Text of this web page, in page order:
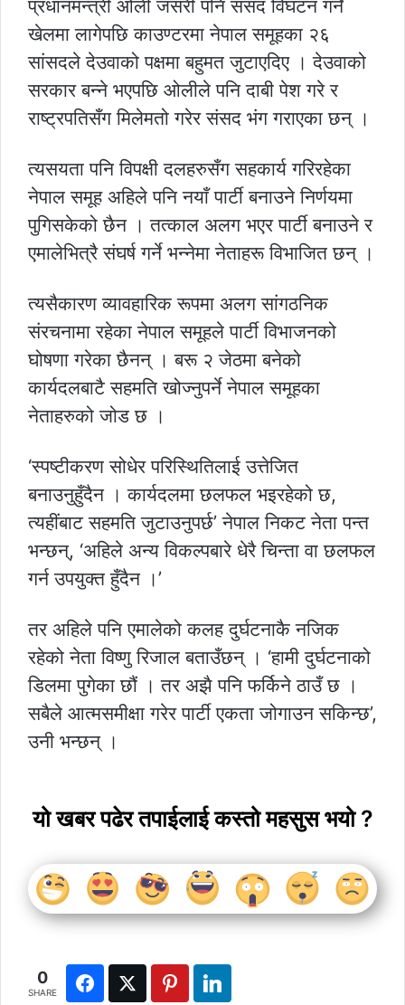
प्रधानमन्त्री ओली जसरी पनि संसद विघटन गर्ने
खेलमा लागेपछि काउण्टरमा नेपाल समूहका २६
सांसदले देउवाको पक्षमा बहुमत जुटाएदिए । देउवाको
सरकार बन्ने भएपछि ओलीले पनि दाबी पेश गरे र
राष्ट्रपतिसँग मिलेमतो गरेर संसद भंग गराएका छन् ।
त्यसयता पनि विपक्षी दलहरुसँग सहकार्य गरिरहेका
नेपाल समूह अहिले पनि नयाँ पार्टी बनाउने निर्णयमा
पुगिसकेको छैन । तत्काल अलग भएर पार्टी बनाउने र
एमालेभित्रै संघर्ष गर्ने भन्नेमा नेताहरू विभाजित छन् ।
त्यसैकारण व्यावहारिक रूपमा अलग सांगठनिक
संरचनामा रहेका नेपाल समूहले पार्टी विभाजनको
घोषणा गरेका छैनन् । बरू २ जेठमा बनेको
कार्यदलबाटै सहमति खोज्नुपर्ने नेपाल समूहका
नेताहरुको जोड छ ।
‘स्पष्टीकरण सोधेर परिस्थितिलाई उत्तेजित
बनाउनुहुँदैन । कार्यदलमा छलफल भइरहेको छ,
त्यहींबाट सहमति जुटाउनुपर्छ’ नेपाल निकट नेता पन्त
भन्छन्, ‘अहिले अन्य विकल्पबारे धेरै चिन्ता वा छलफल
गर्न उपयुक्त हुँदैन ।’
तर अहिले पनि एमालेको कलह दुर्घटनाकै नजिक
रहेको नेता विष्णु रिजाल बताउँछन् । ‘हामी दुर्घटनाको
डिलमा पुगेका छौं । तर अझै पनि फर्किने ठाउँ छ ।
सबैले आत्मसमीक्षा गरेर पार्टी एकता जोगाउन सकिन्छ’,
उनी भन्छन् ।
यो खबर पढेर तपाईलाई कस्तो महसुस भयो ?
0
SHARE